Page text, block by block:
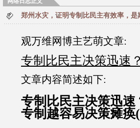
郑州水灾，证明专制比民主有效率，
观万维网博主艺萌文章:
专制比民主决策迅速
文章内容简述如下:
专制比民主决策迅
专制越容易决策瘫痪